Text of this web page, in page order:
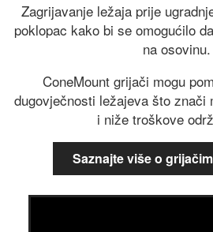
Zagrijavanje ležaja prije
poklopac kako bi se omogućilo
na osovinu.
ConeMount grijači mogu
dugovječnosti ležajeva što znači
i niže troškove
Saznajte više o